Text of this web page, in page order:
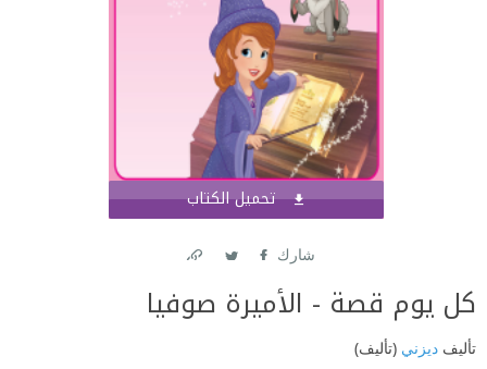
تحميل الكتاب
شارك
تأليف ديزني (تأليف)